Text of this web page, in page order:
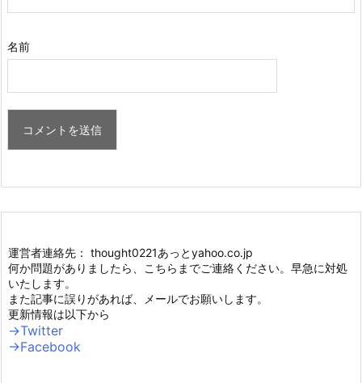
名前
運営者連絡先： thought0221あっとyahoo.co.jp
何か問題がありましたら、こちらまでご連絡ください。早急に対処
いたします。
また記事に誤りがあれば、メールでお願いします。
更新情報は以下から
→Twitter
→Facebook